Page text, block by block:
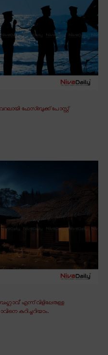
ഫേസ്ബുക്ക് പോസ്റ്റ്
എന്ന് വിളിപ്പേരുള്ള
കുറിച്ചറിയാം.